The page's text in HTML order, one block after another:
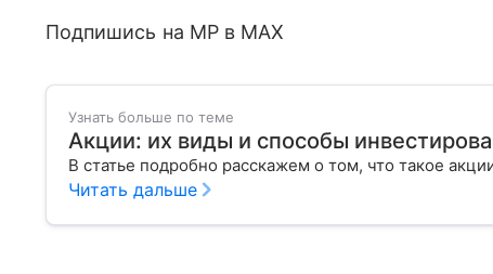
Подпишись на MP в MAX
Узнать больше по теме
Акции: их виды и способы
В статье подробно расскажем о том, что такое
Читать дальше